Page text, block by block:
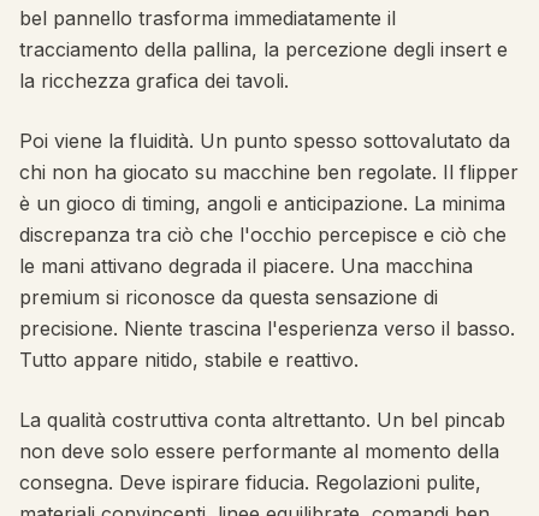
bel pannello trasforma immediatamente il
tracciamento della pallina, la percezione degli insert e
la ricchezza grafica dei tavoli.
Poi viene la fluidità. Un punto spesso sottovalutato da
chi non ha giocato su macchine ben regolate. Il flipper
è un gioco di timing, angoli e anticipazione. La minima
discrepanza tra ciò che l'occhio percepisce e ciò che
le mani attivano degrada il piacere. Una macchina
premium si riconosce da questa sensazione di
precisione. Niente trascina l'esperienza verso il basso.
Tutto appare nitido, stabile e reattivo.
La qualità costruttiva conta altrettanto. Un bel pincab
non deve solo essere performante al momento della
consegna. Deve ispirare fiducia. Regolazioni pulite,